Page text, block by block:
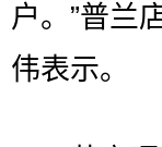
户。”普兰
伟表示。